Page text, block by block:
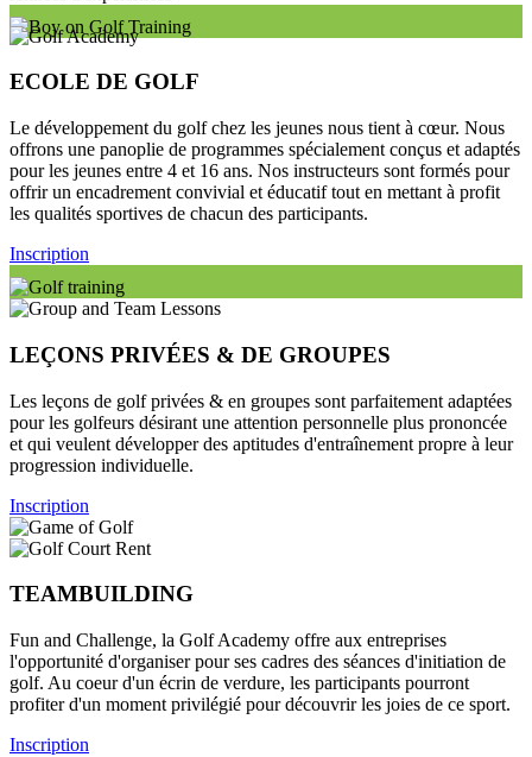
ECOLE DE GOLF
Le développement du golf chez les jeunes nous tient à cœur. Nous
offrons une panoplie de programmes spécialement conçus et adaptés
pour les jeunes entre 4 et 16 ans. Nos instructeurs sont formés pour
offrir un encadrement convivial et éducatif tout en mettant à profit
les qualités sportives de chacun des participants.
Inscription
LEÇONS PRIVÉES & DE GROUPES
Les leçons de golf privées & en groupes sont parfaitement adaptées
pour les golfeurs désirant une attention personnelle plus prononcée
et qui veulent développer des aptitudes d'entraînement propre à leur
progression individuelle.
Inscription
TEAMBUILDING
Fun and Challenge, la Golf Academy offre aux entreprises
l'opportunité d'organiser pour ses cadres des séances d'initiation de
golf. Au coeur d'un écrin de verdure, les participants pourront
profiter d'un moment privilégié pour découvrir les joies de ce sport.
Inscription